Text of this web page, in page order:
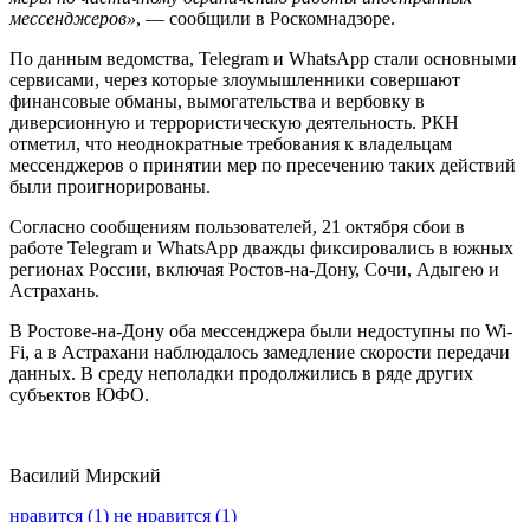
мессенджеров», — сообщили в Роскомнадзоре.
По данным ведомства, Telegram и WhatsApp стали основными
сервисами, через которые злоумышленники совершают
финансовые обманы, вымогательства и вербовку в
диверсионную и террористическую деятельность. РКН
отметил, что неоднократные требования к владельцам
мессенджеров о принятии мер по пресечению таких действий
были проигнорированы.
Согласно сообщениям пользователей, 21 октября сбои в
работе Telegram и WhatsApp дважды фиксировались в южных
регионах России, включая Ростов-на-Дону, Сочи, Адыгею и
Астрахань.
В Ростове-на-Дону оба мессенджера были недоступны по Wi-
Fi, а в Астрахани наблюдалось замедление скорости передачи
данных. В среду неполадки продолжились в ряде других
субъектов ЮФО.
Василий Мирский
нравится (1) не нравится (1)